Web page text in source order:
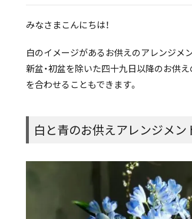
みなさまこんにちは！
白のイメージがあるお供えのアレンジメン
新盆・初盆を除いた四十九日以降のお供
を合わせることもできます。
白と青のお供えアレンジメン